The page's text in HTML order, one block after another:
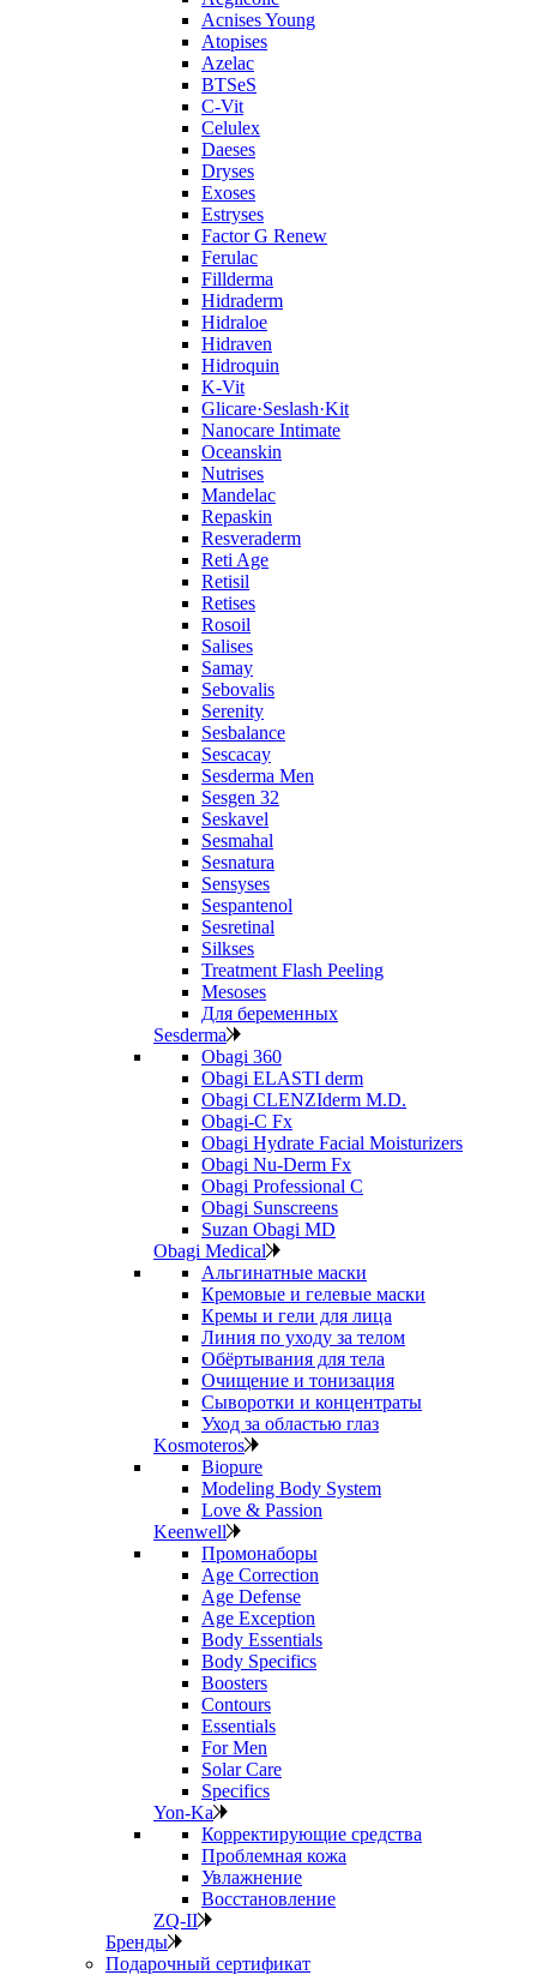
Acnises Young
Atopises
Azelac
BTSeS
C‑Vit
Celulex
Daeses
Dryses
Exoses
Estryses
Factor G Renew
Ferulac
Fillderma
Hidraderm
Hidraloe
Hidraven
Hidroquin
K-Vit
Glicare·Seslash·Kit
Nanocare Intimate
Oceanskin
Nutrises
Mandelac
Repaskin
Resveraderm
Reti Age
Retisil
Retises
Rosoil
Salises
Samay
Sebovalis
Serenity
Sesbalance
Sescacay
Sesderma Men
Sesgen 32
Seskavel
Sesmahal
Sesnatura
Sensyses
Sespantenol
Sesretinal
Silkses
Treatment Flash Peeling
Mesoses
Для беременных
Sesderma
Obagi 360
Obagi ELASTI derm
Obagi CLENZIderm M.D.
Obagi-C Fx
Obagi Hydrate Facial Moisturizers
Obagi Nu-Derm Fx
Obagi Professional C
Obagi Sunscreens
Suzan Obagi MD
Obagi Medical
Альгинатные маски
Кремовые и гелевые маски
Кремы и гели для лица
Линия по уходу за телом
Обёртывания для тела
Очищение и тонизация
Сыворотки и концентраты
Уход за областью глаз
Kosmoteros
Biopure
Modeling Body System
Love & Passion
Keenwell
Промонаборы
Age Correction
Age Defense
Age Exception
Body Essentials
Body Specifics
Boosters
Contours
Essentials
For Men
Solar Care
Specifics
Yon-Ka
Корректирующие средства
Проблемная кожа
Увлажнение
Восстановление
ZQ-II
Бренды
Подарочный сертификат